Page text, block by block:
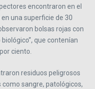
encontraron en el
una superficie de 30
bolsas rojas con
que contenían
ciento.
residuos peligrosos
sangre, patológicos,